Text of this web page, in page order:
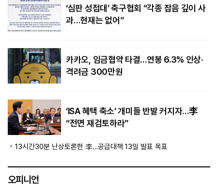
‘심판 성접대’ 축구협회 “각종 잡음 깊이 사
과…현재는 없어”
카카오, 임금협약 타결…연봉 6.3% 인상·
격려금 300만원
‘ISA 혜택 축소’ 개미들 반발 커지자…李
“전면 재검토하라”
13시간30분 난상토론한 李…공급대책 13일 발표 목표
오피니언